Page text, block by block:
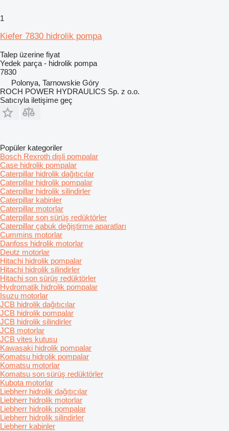
1
Kiefer 7830 hidrolik pompa
Talep üzerine fiyat
Yedek parça - hidrolik pompa
7830
Polonya, Tarnowskie Góry
ROCH POWER HYDRAULICS Sp. z o.o.
Satıcıyla iletişime geç
Popüler kategoriler
Bosch Rexroth dişli pompalar
Case hidrolik pompalar
Caterpillar hidrolik dağıtıcılar
Caterpillar hidrolik pompalar
Caterpillar hidrolik silindirler
Caterpillar kabinler
Caterpillar motorlar
Caterpillar son sürüş redüktörler
Caterpillar çabuk değiştirme aparatları
Cummins motorlar
Danfoss hidrolik motorlar
Deutz motorlar
Hitachi hidrolik pompalar
Hitachi hidrolik silindirler
Hitachi son sürüş redüktörler
Hydromatik hidrolik pompalar
Isuzu motorlar
JCB hidrolik dağıtıcılar
JCB hidrolik pompalar
JCB hidrolik silindirler
JCB motorlar
JCB vites kutusu
Kawasaki hidrolik pompalar
Komatsu hidrolik pompalar
Komatsu motorlar
Komatsu son sürüş redüktörler
Kubota motorlar
Liebherr hidrolik dağıtıcılar
Liebherr hidrolik motorlar
Liebherr hidrolik pompalar
Liebherr hidrolik silindirler
Liebherr kabinler